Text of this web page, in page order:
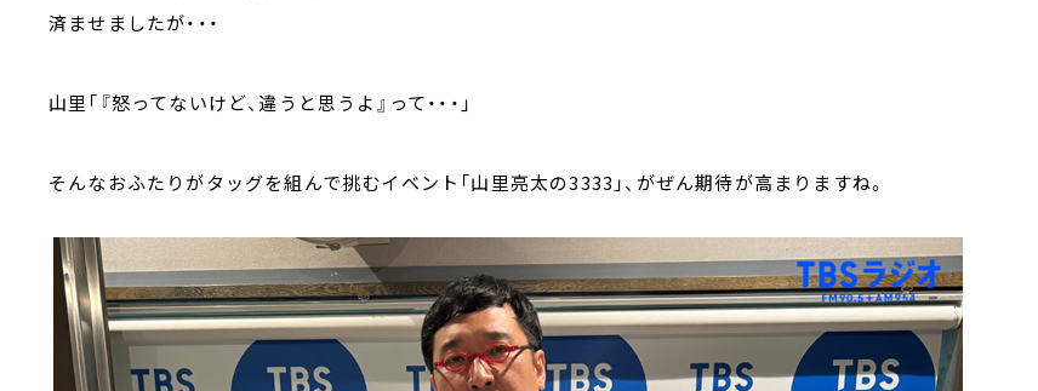
済ませましたが・・・
山里「『怒ってないけど、違うと思うよ』って・・・」
そんなおふたりがタッグを組んで挑むイベント「山里亮太の3333」、がぜん期待が高まりますね。